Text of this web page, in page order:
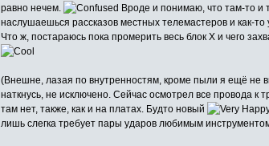
равно нечем.
Вроде и понимаю, что там-то и
наслушаешься рассказов местных телемастеров и как-то
Что ж, постараюсь пока промерить весь блок X и чего
(Внешне, лазая по внутренностям, кроме пыли я ещё не
наткнусь, не исключено. Сейчас осмотрел все провода к
там нет, также, как и на платах. Будто новый
лишь слегка требует пары ударов любимым